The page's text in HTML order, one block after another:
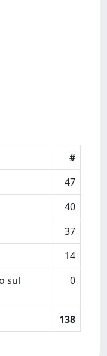
#
47
40
37
14
sul
0
138